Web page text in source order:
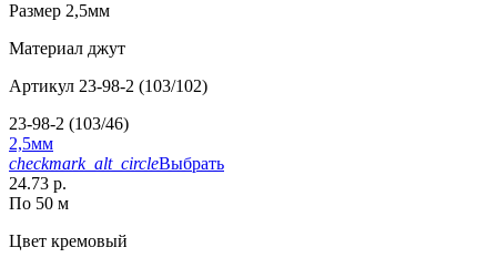
Размер 2,5мм
Материал джут
Артикул 23-98-2 (103/102)
23-98-2 (103/46)
2,5мм
checkmark_alt_circleВыбрать
24.73 р.
По 50 м
Цвет кремовый